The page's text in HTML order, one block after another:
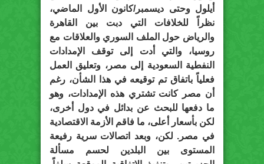
أيلول وحتى ديسمبر/كانون الأول الماضي،
نظراً للخلافات التي دبت بين القاهرة
والرياض حول الملف السوري والعلاقات مع
روسيا، والتي أدت إلى توقف الإمدادات
النفطية السعودية إلى مصر، وتعليق العمل
فعلياً باتفاق تم توقيعه في هذا الشأن، رغم
أن مصر كانت تشتري هذه الإمدادات، وهو
ما دفعها للبحث عن بدائل في دول أخرى،
لكن بأسعار أعلى، ما فاقم الأزمة الاقتصادية
في مصر. لكن، وبعد اتصالات سرية رفيعة
المستوى بين البلدين لحسم مسألة